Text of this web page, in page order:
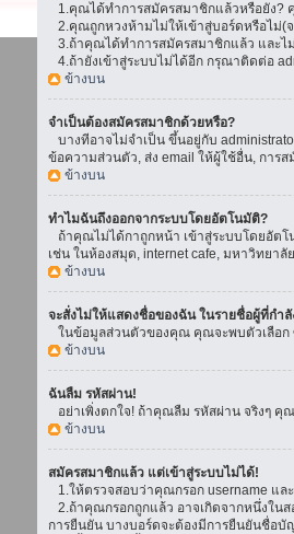
1.คุณได้ทำการสมัครสมาชิกแล้วหรือยัง?
2.คุณถูกหวงห้ามไม่ให้เข้าสู่บอร์ดหรือไม่(
3.ถ้าคุณได้ทำการสมัครสมาชิกแล้ว และไ
4.ถ้ายังเข้าสู่ระบบไม่ได้อีก กรุณาติดต่อ
ข้างบน
จำเป็นต้องสมัครสมาชิกด้วยหรือ?
บางทีอาจไม่จำเป็น ขึ้นอยู่กับ
ข้อความส่วนตัว, ส่ง email ให้ผู้ใช้อื่น, การ
ข้างบน
ทำไมฉันถึงออกจากระบบโดยอัตโนมัติ?
ถ้าคุณไม่ได้กาถูกหน้า เข้าสู่ระบบโดยอัต
เช่น ในห้องสมุด, internet cafe, มหาวิทยาลั
ข้างบน
จะสั่งไม่ให้แสดงชื่อของฉัน ในรายชื่อผู้ที่กำลั
ในข้อมูลส่วนตัวของคุณ คุณจะพบตัวเลือก
ข้างบน
ฉันลืม รหัสผ่าน!
อย่าเพิ่งตกใจ! ถ้าคุณลืม รหัสผ่าน จริงๆ คุ
ข้างบน
สมัครสมาชิกแล้ว แต่เข้าสู่ระบบไม่ได้!
1.ให้ตรวจสอบว่าคุณกรอก username แล
2.ถ้าคุณกรอกถูกแล้ว อาจเกิดจากหนึ่งใน
การยืนยัน บางบอร์ดจะต้องมีการยืนยันชื่อ